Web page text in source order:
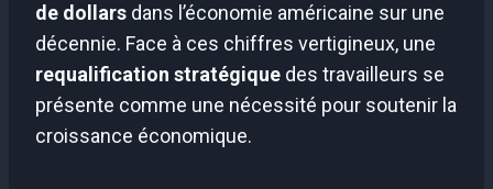
de dollars dans l’économie américaine sur une
décennie. Face à ces chiffres vertigineux, une
requalification stratégique des travailleurs se
présente comme une nécessité pour soutenir la
croissance économique.